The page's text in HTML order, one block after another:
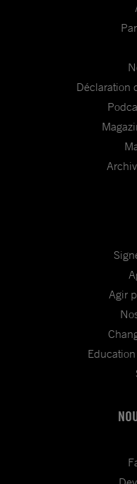
Déclaration
Agir